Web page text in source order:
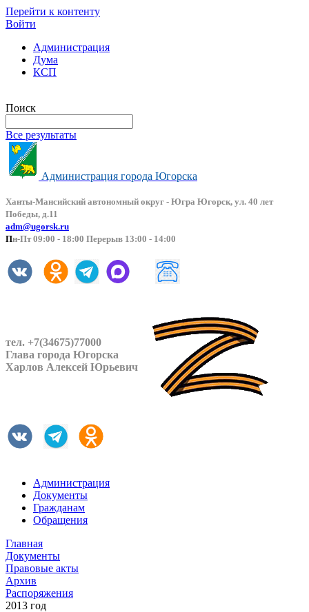
Перейти к контенту
Войти
Администрация
Дума
КСП
Поиск
Все результаты
Администрация города Югорска
Ханты-Мансийский автономный округ - Югра Югорск, ул. 40 лет
Победы, д.11
adm@ugorsk.ru
Пн-Пт 09:00 - 18:00 Перерыв 13:00 - 14:00
тел. +7(34675)77000
Глава города Югорска
Харлов Алексей Юрьевич
Администрация
Документы
Гражданам
Обращения
Главная
Документы
Правовые акты
Архив
Распоряжения
2013 год